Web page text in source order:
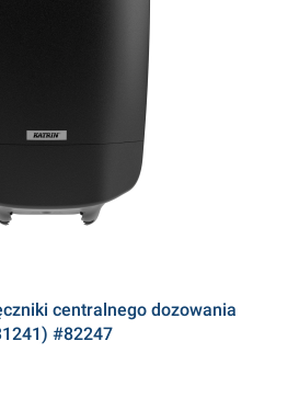
centralnego dozowania
#82247